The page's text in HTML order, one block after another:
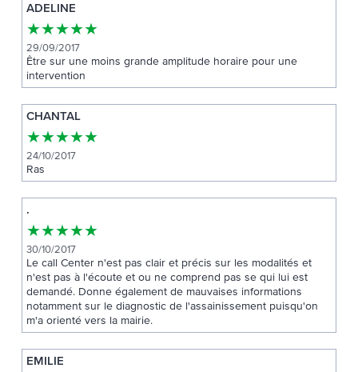
ADELINE
★★★★★
29/09/2017
Être sur une moins grande amplitude horaire pour une
intervention
CHANTAL
★★★★★
24/10/2017
Ras
.
★★★★★
30/10/2017
Le call Center n'est pas clair et précis sur les modalités et
n'est pas à l'écoute et ou ne comprend pas se qui lui est
demandé. Donne également de mauvaises informations
notamment sur le diagnostic de l'assainissement puisqu'on
m'a orienté vers la mairie.
EMILIE